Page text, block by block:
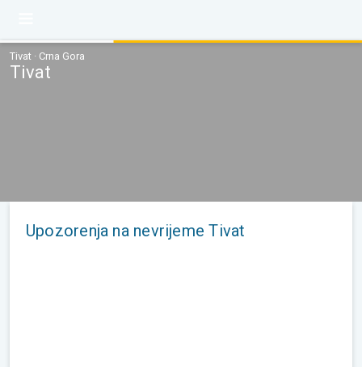
Tivat · Crna Gora
Tivat
Upozorenja na nevrijeme Tivat